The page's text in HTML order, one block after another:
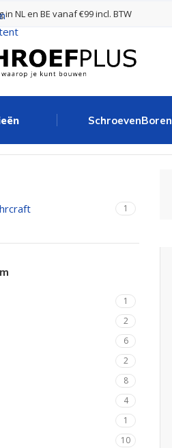
NL en BE vanaf €99 incl. BTW
SchroevenBoren
1
1
2
6
2
8
4
1
10